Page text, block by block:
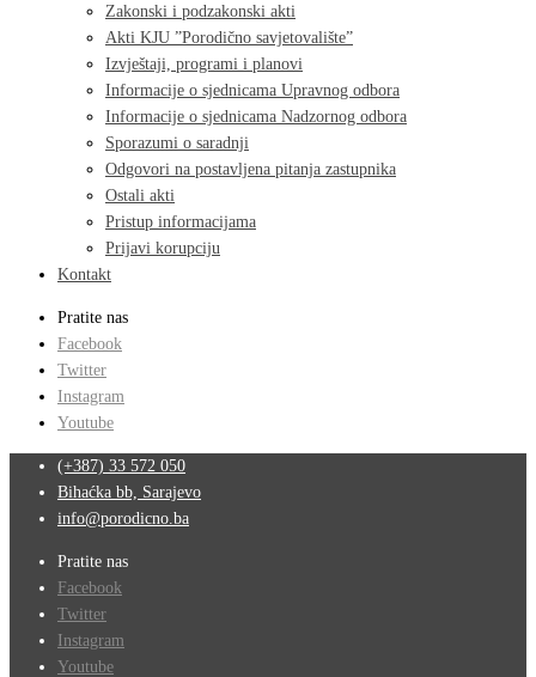
Zakonski i podzakonski akti
Akti KJU ”Porodično savjetovalište”
Izvještaji, programi i planovi
Informacije o sjednicama Upravnog odbora
Informacije o sjednicama Nadzornog odbora
Sporazumi o saradnji
Odgovori na postavljena pitanja zastupnika
Ostali akti
Pristup informacijama
Prijavi korupciju
Kontakt
Pratite nas
Facebook
Twitter
Instagram
Youtube
(+387) 33 572 050
Bihaćka bb, Sarajevo
info@porodicno.ba
Pratite nas
Facebook
Twitter
Instagram
Youtube